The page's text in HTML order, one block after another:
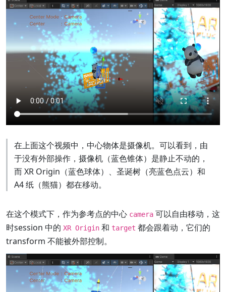
在上面这个视频中，中心物体是摄像机。可以看到，由
于没有外部操作，摄像机（蓝色锥体）是静止不动的，
而 XR Origin（蓝色球体）、圣诞树（亮蓝色点云）和
A4 纸（熊猫）都在移动。
在这个模式下，作为参考点的中心 camera 可以自由移动，这
时session 中的 XR Origin 和 target 都会跟着动，它们的
transform 不能被外部控制。